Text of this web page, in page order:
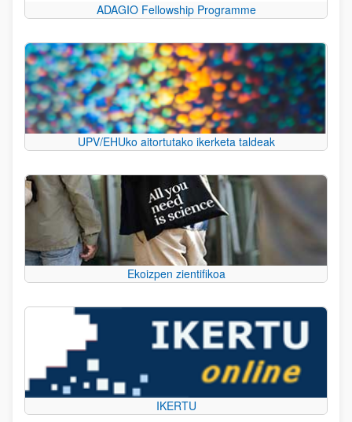
ADAGIO Fellowship Programme
UPV/EHUko aitortutako ikerketa taldeak
Ekoizpen zientifikoa
IKERTU